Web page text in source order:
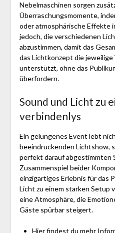
Nebelmaschinen sorgen
Überraschungsmomente,
oder atmosphärische Effekte
jedoch, die verschiedenen
abzustimmen, damit das
das Lichtkonzept die
unterstützt, ohne das
überfordern.
Sound und Licht zu
verbindenlys
Ein gelungenes Event lebt
beeindruckenden Lichtshow,
perfekt darauf abgestimmten
Zusammenspiel beider
einzigartiges Erlebnis für das
Licht zu einem starken
eine Atmosphäre, die
Gäste spürbar steigert.
Hierfindest du mehr